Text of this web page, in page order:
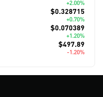
+2.00%
$0.328715
+0.70%
$0.070389
+1.20%
$497.89
-1.20%